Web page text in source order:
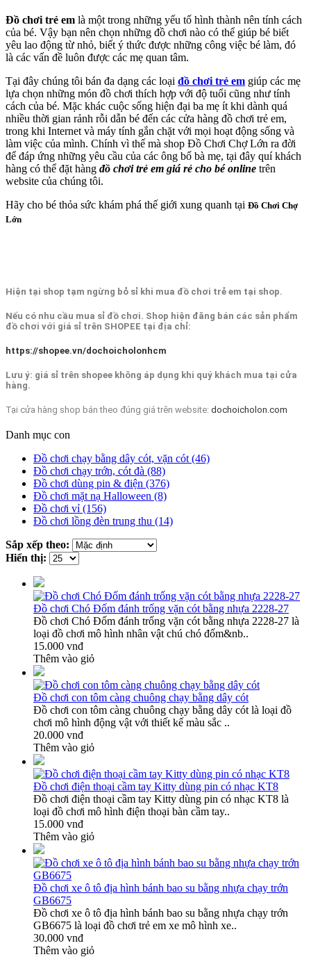
Đồ chơi trẻ em là một trong những yếu tố hình thành nên tính cách
của bé. Vậy bạn nên chọn những đồ chơi nào có thể giúp bé biết
yêu lao động từ nhỏ, biết ý thức được những công việc bé làm, đó
là các vấn đề luôn được các mẹ quan tâm.
Tại đây chúng tôi bán đa dạng các loại đồ chơi trẻ em giúp các mẹ
lựa chọn những món đồ chơi thích hợp với độ tuổi cũng như tính
cách của bé. Mặc khác cuộc sống hiện đại ba mẹ ít khi dành quá
nhiều thời gian rảnh rỗi dẫn bé đến các cửa hàng đồ chơi trẻ em,
trong khi Internet và máy tính gắn chặt với mọi hoạt động sống và
làm việc của mình. Chính vì thế mà shop Đồ Chơi Chợ Lớn ra đời
để đáp ứng những yêu cầu của các ông bố bà mẹ, tại đây quí khách
hàng có thể đặt hàng đồ chơi trẻ em giá rẻ cho bé online trên
website của chúng tôi.
Hãy cho bé thỏa sức khám phá thế giới xung quanh tại Đồ Chơi Chợ
Lớn
Hiện tại shop tạm ngừng bỏ sỉ khi mua đồ chơi trẻ em tại shop.
Nếu có nhu cầu mua sỉ đồ chơi. Shop hiện đăng bán các sản phẩm
đồ chơi với giá sỉ trên SHOPEE tại địa chỉ:
https://shopee.vn/dochoicholonhcm
Lưu ý: giá sỉ trên shopee không áp dụng khi quý khách mua tại cửa
hàng.
Tại cửa hàng shop bán theo đúng giá trên website: dochoicholon.com
Danh mục con
Đồ chơi chạy bằng dây cót, vặn cót (46)
Đồ chơi chạy trớn, cót đà (88)
Đồ chơi dùng pin & điện (376)
Đồ chơi mặt nạ Halloween (8)
Đồ chơi vỉ (156)
Đồ chơi lồng đèn trung thu (14)
Sắp xếp theo:
Hiển thị:
Đồ chơi Chó Đốm đánh trống vặn cót bằng nhựa 2228-27
Đồ chơi Chó Đốm đánh trống vặn cót bằng nhựa 2228-27 là
loại đồ chơi mô hình nhân vật chú chó đốm&nb..
15.000 vnđ
Thêm vào giỏ
Đồ chơi con tôm càng chuông chạy bằng dây cót
Đồ chơi con tôm càng chuông chạy bằng dây cót là loại đồ
chơi mô hình động vật với thiết kế màu sắc ..
20.000 vnđ
Thêm vào giỏ
Đồ chơi điện thoại cầm tay Kitty dùng pin có nhạc KT8
Đồ chơi điện thoại cầm tay Kitty dùng pin có nhạc KT8 là
loại đồ chơi mô hình điện thoại bàn cầm tay..
15.000 vnđ
Thêm vào giỏ
Đồ chơi xe ô tô địa hình bánh bao su bằng nhựa chạy trớn
GB6675
Đồ chơi xe ô tô địa hình bánh bao su bằng nhựa chạy trớn
GB6675 là loại đồ chơi trẻ em xe mô hình xe..
30.000 vnđ
Thêm vào giỏ